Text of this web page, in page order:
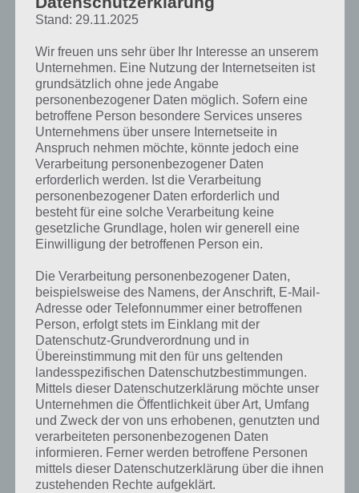
Kurze Begriffserklärung zur Lösung Rabe
Rabe ist die Lösung für das tägliche Rätsel am 30.10.2021 in 4 Bilder 1
Wort, doch welche Bedeutung hat dieses eigentlich und was gibt es
dazu zu wissen? Passt das Wort auch zu Spooktober? Zu
Stand: 29.11.2025
Wir freuen uns sehr über Ihr Interesse an unserem
Unternehmen. Eine Nutzung der Internetseiten ist
grundsätzlich ohne jede Angabe
personenbezogener Daten möglich. Sofern eine
betroffene Person besondere Services unseres
Unternehmens über unsere Internetseite in
Anspruch nehmen möchte, könnte jedoch eine
Verarbeitung personenbezogener Daten
erforderlich werden. Ist die Verarbeitung
personenbezogener Daten erforderlich und
besteht für eine solche Verarbeitung keine
gesetzliche Grundlage, holen wir generell eine
Einwilligung der betroffenen Person ein.
Die Verarbeitung personenbezogener Daten,
beispielsweise des Namens, der Anschrift, E-Mail-
Adresse oder Telefonnummer einer betroffenen
Person, erfolgt stets im Einklang mit der
Datenschutz-Grundverordnung und in
Übereinstimmung mit den für uns geltenden
landesspezifischen Datenschutzbestimmungen.
Mittels dieser Datenschutzerklärung möchte unser
Unternehmen die Öffentlichkeit über Art, Umfang
und Zweck der von uns erhobenen, genutzten und
verarbeiteten personenbezogenen Daten
informieren. Ferner werden betroffene Personen
mittels dieser Datenschutzerklärung über die ihnen
zustehenden Rechte aufgeklärt.